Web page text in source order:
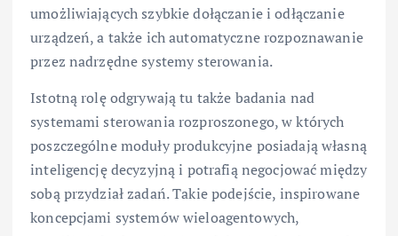
umożliwiających szybkie dołączanie i odłączanie
urządzeń, a także ich automatyczne rozpoznawanie
przez nadrzędne systemy sterowania.
Istotną rolę odgrywają tu także badania nad
systemami sterowania rozproszonego, w których
poszczególne moduły produkcyjne posiadają własną
inteligencję decyzyjną i potrafią negocjować między
sobą przydział zadań. Takie podejście, inspirowane
koncepcjami systemów wieloagentowych,